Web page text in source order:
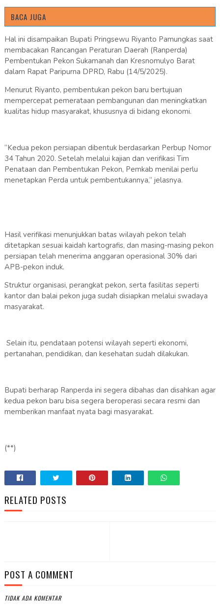
BACA JUGA
Hal ini disampaikan Bupati Pringsewu Riyanto Pamungkas saat
membacakan Rancangan Peraturan Daerah (Ranperda)
Pembentukan Pekon Sukamanah dan Kresnomulyo Barat
dalam Rapat Paripurna DPRD, Rabu (14/5/2025).
Menurut Riyanto, pembentukan pekon baru bertujuan
mempercepat pemerataan pembangunan dan meningkatkan
kualitas hidup masyarakat, khususnya di bidang ekonomi.
“Kedua pekon persiapan dibentuk berdasarkan Perbup Nomor
34 Tahun 2020. Setelah melalui kajian dan verifikasi Tim
Penataan dan Pembentukan Pekon, Pemkab menilai perlu
menetapkan Perda untuk pembentukannya,” jelasnya.
Hasil verifikasi menunjukkan batas wilayah pekon telah
ditetapkan sesuai kaidah kartografis, dan masing-masing pekon
persiapan telah menerima anggaran operasional 30% dari
APB-pekon induk.
Struktur organisasi, perangkat pekon, serta fasilitas seperti
kantor dan balai pekon juga sudah disiapkan melalui swadaya
masyarakat.
Selain itu, pendataan potensi wilayah seperti ekonomi,
pertanahan, pendidikan, dan kesehatan sudah dilakukan.
Bupati berharap Ranperda ini segera dibahas dan disahkan agar
kedua pekon baru bisa segera beroperasi secara resmi dan
memberikan manfaat nyata bagi masyarakat.
(**)
RELATED POSTS
POST A COMMENT
TIDAK ADA KOMENTAR